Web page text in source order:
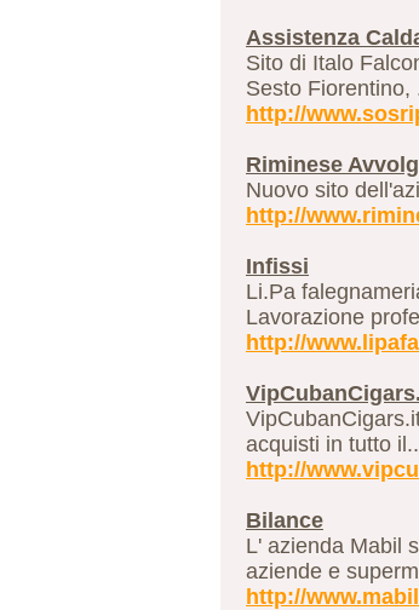
Assistenza
Sito di Italo
Sesto Fiorentino,
http://
Riminese
Nuovo sito
http://
Infissi
Li.Pa
Lavorazione
http://
acquisti in tutto
http://
Bilance
L' azienda Mabil
aziende e
http://